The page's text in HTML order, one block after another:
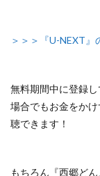
＞＞＞『U-NEXT』
無料期間中に登録し
場合でもお金をか
聴できます！
もちろん『西郷ど